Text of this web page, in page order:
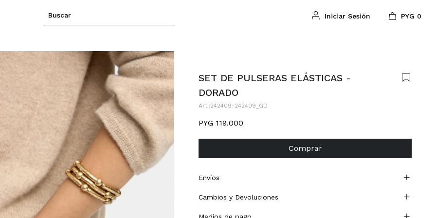
PYG 0
SET DE PULSERAS ELÁSTICAS -
DORADO
242409-242409_GD
PYG 119.000
Comprar
Envíos
Cambios y Devoluciones